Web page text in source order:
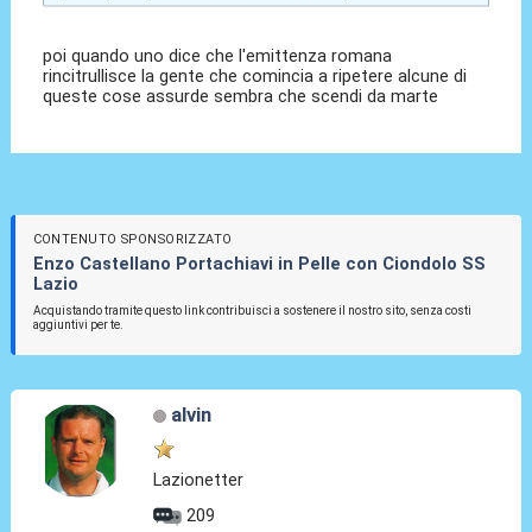
poi quando uno dice che l'emittenza romana
rincitrullisce la gente che comincia a ripetere alcune di
queste cose assurde sembra che scendi da marte
CONTENUTO SPONSORIZZATO
Enzo Castellano Portachiavi in Pelle con Ciondolo SS
Lazio
Acquistando tramite questo link contribuisci a sostenere il nostro sito, senza costi
aggiuntivi per te.
alvin
Lazionetter
209